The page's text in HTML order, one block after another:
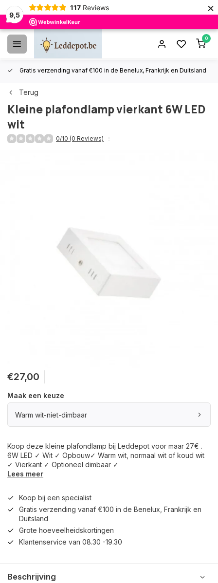
9,5
117 Reviews ×
0
Gratis verzending vanaf €100 in de Benelux, Frankrijk en Duitsland
Terug
Kleine plafondlamp vierkant 6W LED
wit
0/10 (0 Reviews)
€27,00
Maak een keuze
Warm wit-niet-dimbaar
Koop deze kleine plafondlamp bij Leddepot voor maar 27€ .
6W LED ✓ Wit ✓ Opbouw✓ Warm wit, normaal wit of koud wit
✓ Vierkant ✓ Optioneel dimbaar ✓
Lees meer
Koop bij een specialist
Gratis verzending vanaf €100 in de Benelux, Frankrijk en
Duitsland
Grote hoeveelheidskortingen
Klantenservice van 08.30 -19.30
Beschrijving